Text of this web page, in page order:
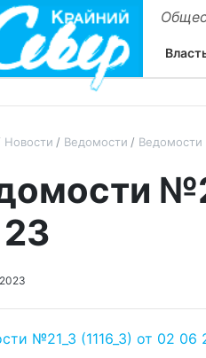
Новости Ведомости Ведомости
№21_3 (1116_3) от 02 06